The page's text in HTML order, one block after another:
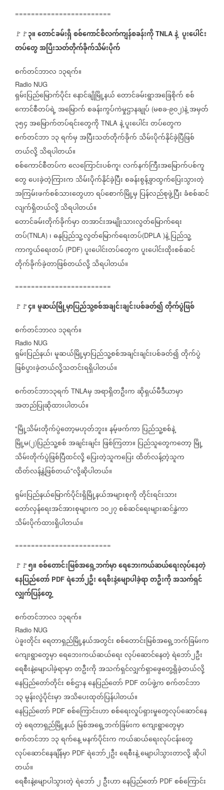
========================
🚩🚩၃။တောင်ခမ်းရှိစစ်ကောင်စီလက်ကျန်စခန်းကို TNLA နဲ့ ပူးပေါင်း
တပ်တွေအပြီးသတ်တိုက်ခိုက်သိမ်းပိုက်
စက်တင်ဘာလ ၁၃ရက်။
Radio NUG
ရှမ်းပြည်မြောက်ပိုင်းနောင်ချိုမြို့နယ်တောင်ခမ်းရွာအခြေစိုက်စစ်
ကောင်စီတပ်ရဲ့အမြောက်စခန်းကွပ်ကဲမှုဌာနချုပ် (မစခ-၉၀၂)နဲ့အမှတ်
၃၅၄အမြောက်တပ်ရင်းတွေကို TNLA နဲ့ပူးပေါင်းတပ်တွေက
စက်တင်ဘာ၁၃ရက်မှအပြီးသတ်တိုက်ခိုက် သိမ်းပိုက်နိုင်ခဲ့ပြီဖြစ်
တယ်လို့သိရပါတယ်။
စစ်ကောင်စီတပ်ကလေကြောင်းပစ်ကူ၊လက်နက်ကြီးအမြောက်ပစ်ကူ
တွေပေးခဲ့တဲ့ကြားက သိမ်းပိုက်နိုင်ခဲ့ပြီးစခန်းစွန့်ခွာထွက်ပြေးသွားတဲ့
အကြမ်းဖက်စစ်သားတွေဟာရပ်စောက်မြို့မှ ပြန်လည်စုဖွဲ့ပြီးခံစစ်ဆင်
လျက်ရှိတယ်လို့သိရပါတယ်။
တောင်ခမ်းတိုက်ခိုက်မှာတအာင်းအမျိုးသားလွတ်မြောက်ရေး
တပ်(TNLA) ၊ဓနုပြည်သူ့လွတ်မြောက်ရေးတပ်(DPLA )နဲ့ပြည်သူ့
ကာကွယ်ရေးတပ် (PDF) ပူးပေါင်းတပ်တွေကပူးပေါင်းထိုးစစ်ဆင်
တိုက်ခိုက်ခဲ့တာဖြစ်တယ်လို့သိရပါတယ်။
========================
🚩🚩၄။မူဆယ်မြို့မှာပြည်သူ့စစ်အချင်းချင်းပစ်ခတ်၍တိုက်ပွဲဖြစ်
စက်တင်ဘာလ ၁၃ရက်။
Radio NUG
ရှမ်းပြည်နယ်၊မူဆယ်မြို့မှာပြည်သူ့စစ်အချင်းချင်းပစ်ခတ်၍တိုက်ပွဲ
ဖြစ်ပွားခဲ့တယ်လို့သတင်းရရှိပါတယ်။
စက်တင်ဘာ၁၃ရက် TNLAမှအရာရှိတဦးကဆိုရှယ်မီဒီယာမှာ
အတည်ပြုဆိုထားပါတယ်။
"မြို့သိမ်းတိုက်ပွဲတော့မဟုတ်ဘူး။နမ့်ဖက်ကာပြည်သူ့စစ်နဲ့
မြို့မ(၂)ပြည်သူ့စစ်အချင်းချင်း ဖြစ်ကြတာ။ ပြည်သူတွေကတော့မြို့
သိမ်းတိုက်ပွဲဖြစ်ပြီထင်လို့ပြေးတဲ့သူကပြေးထိတ်လန့်တဲ့သူက
ထိတ်လန့်နဲ့ဖြစ်တယ်"လို့ဆိုပါတယ်။
ရှမ်းပြည်နယ်မြောက်ပိုင်းရှိမြို့နယ်အများစုကိုတိုင်းရင်းသား
တော်လှန်ရေးအင်အားစုများက ၁၀၂၇စစ်ဆင်ရေးများဆင်နွှဲကာ
သိမ်းပိုက်ထားရှိပါတယ်။
========================
🚩🚩၅။စစ်တောင်းမြစ်အရှေ့ဘက်မှာရေဘေးကယ်ဆယ်ရေးလုပ်နေတဲ့
နေပြည်တော် PDF ရဲဘော်၂ဦးရေစီးနဲ့မျောပါခဲ့ရာတဦးကိုအသက်ရှင်
လျှက်ပြန်တွေ့
စက်တင်ဘာလ ၁၃ရက်။
Radio NUG
ပဲခူးတိုင်းရေတာရှည်မြို့နယ်အတွင်းစစ်တောင်းမြစ်အရှေ့ဘက်ခြမ်းက
ကျေးရွာတွေမှာရေဘေးကယ်ဆယ်ရေးလုပ်ဆောင်နေတဲ့ရဲဘော်၂ဦး
ရေစီးနဲ့မျောပါခဲ့ရာမှာတဦးကိုအသက်ရှင်လျှက်ရှာဖွေတွေ့ရှိခဲ့တယ်လို့
နေပြည်တော်တိုင်းစစ်ဌာနနေပြည်တော် PDF တပ်ဖွဲ့ကစက်တင်ဘာ
၁၃မွန်းလွဲပိုင်းမှာအသိပေးထုတ်ပြန်ပါတယ်။
နေပြည်တော် PDF စစ်ကြောင်းဟာစစ်ရေးလှုပ်ရှားမှုတွေလုပ်ဆောင်နေ
တဲ့ရေတာရှည်မြို့နယ် မြစ်အရှေ့ဘက်ခြမ်းကကျေးရွာတွေမှာ
စက်တင်ဘာ၁၃ရက်နေ့မနက်ပိုင်းကကယ်ဆယ်ရေးလုပ်ငန်းတွေ
လုပ်ဆောင်နေချိန်မှာ PDF ရဲဘော်၂ဦးရေစီးနဲ့မျောပါသွားတာလို့ဆိုပါ
တယ်။
ရေစီးနဲ့မျောပါသွားတဲ့ရဲဘော်၂ ဦးဟာနေပြည်တော် PDF စစ်ကြောင်း